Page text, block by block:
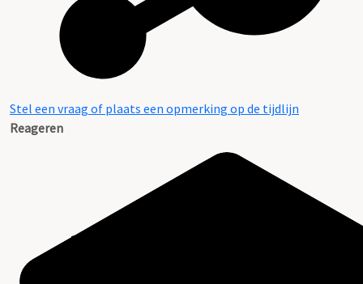
Stel een vraag of plaats een opmerking op de tijdlijn
Reageren